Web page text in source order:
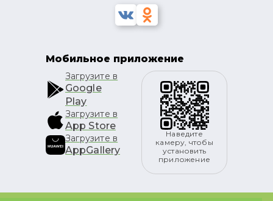
Мобильное приложение
Загрузите в
Google
Play
Загрузите в
App Store
Загрузите в
AppGallery
Наведите
камеру, чтобы
установить
приложение